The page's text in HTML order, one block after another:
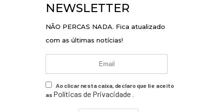
NEWSLETTER
NÃO PERCAS NADA. Fica atualizado
com as últimas notícias!
Ao clicar nesta caixa, declaro que li e aceito
as Políticas de Privacidade